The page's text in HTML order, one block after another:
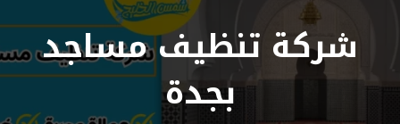
ى
شركة تنظيف مساجد
بجدة